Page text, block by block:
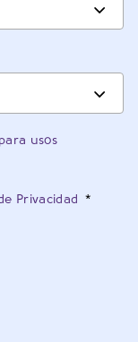
usos
Privacidad *